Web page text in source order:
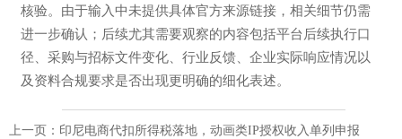
核验。由于输入中未提供具体官方来源链接，相关细节仍需
进一步确认；后续尤其需要观察的内容包括平台后续执行口
径、采购与招标文件变化、行业反馈、企业实际响应情况以
及资料合规要求是否出现更明确的细化表述。
上一页： 印尼电商代扣所得税落地，动画类IP授权收入单列申报